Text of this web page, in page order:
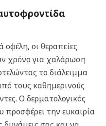
οι θεραπείες
χρόνο για χαλάρωση
το διάλειμμα
τους καθημερινούς
Ο δερματολογικός
την ευκαιρία